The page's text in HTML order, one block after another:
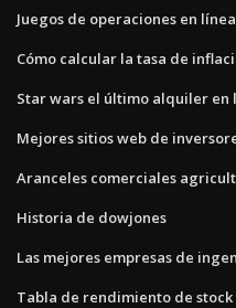
Juegos de operaciones en línea
Cómo calcular la tasa de
Star wars el último alquiler en
Mejores sitios web de
Aranceles comerciales
Historia de dowjones
Las mejores empresas de
Tabla de rendimiento de